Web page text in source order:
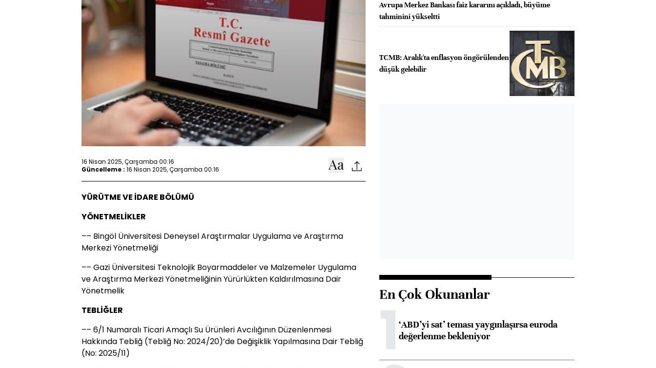
16 Nisan 2025, Çarşamba 00:16
Güncelleme : 16 Nisan 2025, Çarşamba 00:16
YÜRÜTME VE İDARE BÖLÜMÜ
YÖNETMELİKLER
–– Bingöl Üniversitesi Deneysel Araştırmalar Uygulama ve Araştırma
Merkezi Yönetmeliği
–– Gazi Üniversitesi Teknolojik Boyarmaddeler ve Malzemeler Uygulama
ve Araştırma Merkezi Yönetmeliğinin Yürürlükten Kaldırılmasına Dair
Yönetmelik
TEBLİĞLER
–– 6/1 Numaralı Ticari Amaçlı Su Ürünleri Avcılığının Düzenlenmesi
Hakkında Tebliğ (Tebliğ No: 2024/20)’de Değişiklik Yapılmasına Dair Tebliğ
(No: 2025/11)
Avrupa Merkez Bankası faiz kararını açıkladı, büyüme
tahminini yükseltti
TCMB: Aralık'ta enflasyon öngörülenden
düşük gelebilir
En Çok Okunanlar
1‘ABD’yi sat’ teması yaygınlaşırsa euroda
değerlenme bekleniyor